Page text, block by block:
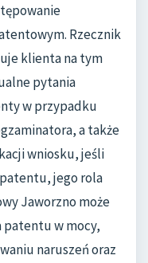
Rzecznik
klienta na tym
pytania
w przypadku
a także
wniosku, jeśli
jego rola
Jaworzno może
patentu w mocy,
naruszeń oraz